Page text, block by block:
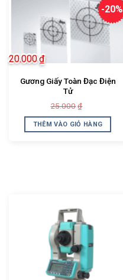
-20%
Gương Giấy Toàn Đạc Điện
Tử
25.000 ₫
là:
25.000₫.
20.000₫
tại
là:
THÊM VÀO GIỎ HÀNG